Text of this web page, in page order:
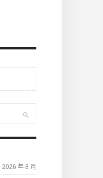
2026 年 8 月